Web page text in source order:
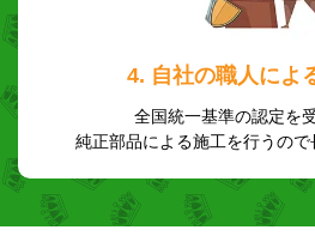
4. 自社の職人によ
全国統一基準の認定を
純正部品による施工を行うの